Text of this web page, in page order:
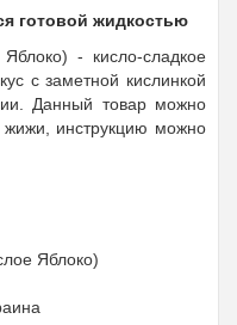
готовой жидкостью
- кисло-сладкое
с заметной кислинкой
Данный товар можно
жижи, инструкцию можно
Яблоко)